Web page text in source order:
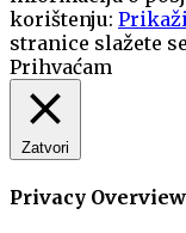
korištenju:
stranice slažete
Prihvaćam
Zatvori
Privacy Overview